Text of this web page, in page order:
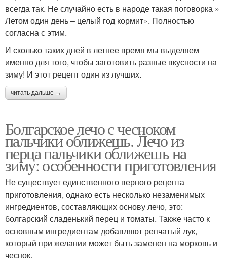
всегда так. Не случайно есть в народе такая поговорка »
Летом один день – целый год кормит». Полностью
согласна с этим.
И сколько таких дней в летнее время мы выделяем
именно для того, чтобы заготовить разные вкусности на
зиму! И этот рецепт один из лучших.
читать дальше →
Болгарское лечо с чесноком
пальчики оближешь. Лечо из
перца пальчики оближешь на
зиму: особенности приготовления
Не существует единственного верного рецепта
приготовления, однако есть несколько незаменимых
ингредиентов, составляющих основу лечо, это:
болгарский сладенький перец и томаты. Также часто к
основным ингредиентам добавляют репчатый лук,
который при желании может быть заменен на морковь и
чеснок.